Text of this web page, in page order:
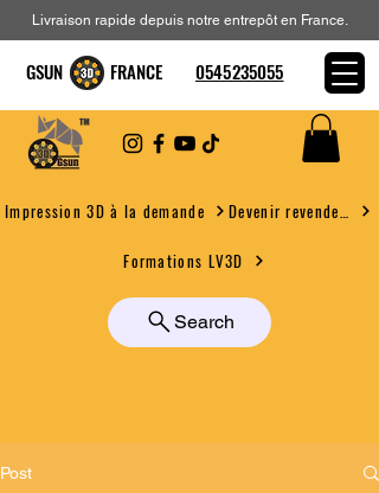
Impression 3D à la demande
Formations LV3D
Search
Livraison rapide depuis notre entrepôt en France.
GSUN FRANCE 0545235055
Post